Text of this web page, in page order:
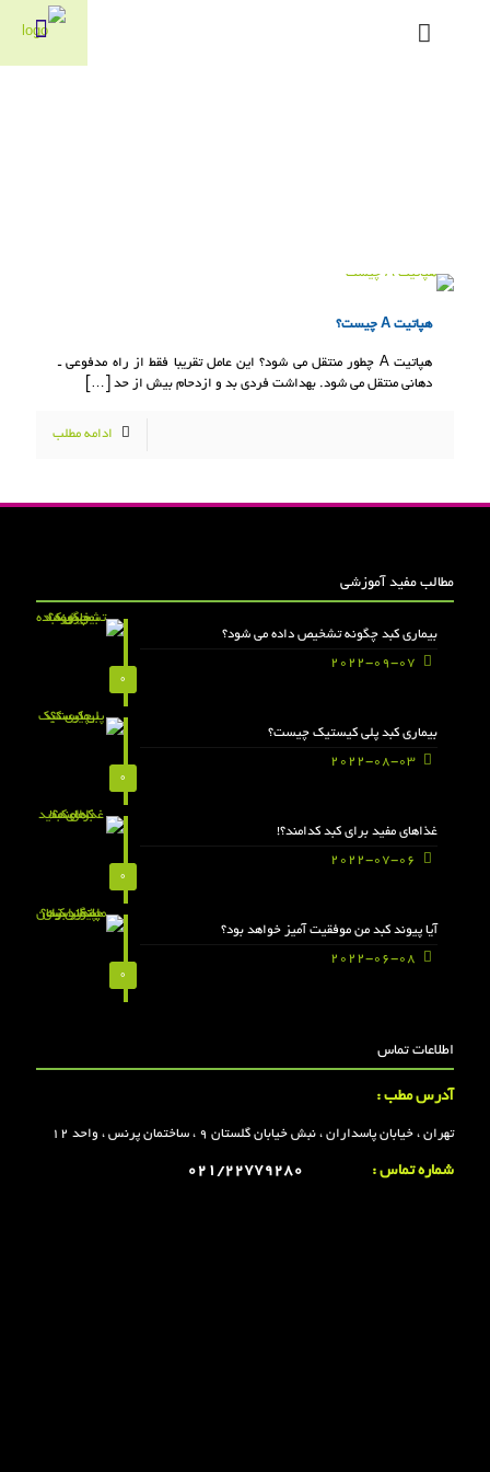
هپاتیت A چیست؟
هپاتیت A چطور منتقل می شود؟ این عامل تقریبا فقط از راه مدفوعی ـ
دهانی منتقل می شود. بهداشت فردی بد و ازدحام بیش از حد […]
ادامه مطلب
مطالب مفید آموزشی
0
بیماری کبد چگونه تشخیص داده می شود؟
2022-09-07
0
بیماری کبد پلی کیستیک چیست؟
2022-08-03
0
غذاهای مفید برای کبد کدامند؟!
2022-07-06
0
آیا پیوند کبد من موفقیت آمیز خواهد بود؟
2022-06-08
اطلاعات تماس
آدرس مطب :
تهران ، خیابان پاسداران ، نبش خیابان گلستان 9 ، ساختمان پرنس ، واحد 12
شماره تماس :